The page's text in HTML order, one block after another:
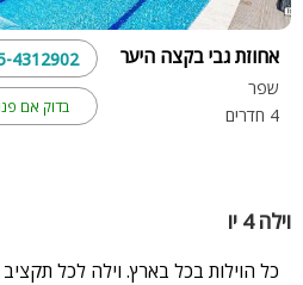
אחוזת גבי בקצה היער
שפר
4 חדרים
בדוק אם
4312902
וילה 4 יו
כל הוילות בכל בארץ. וילה לכל